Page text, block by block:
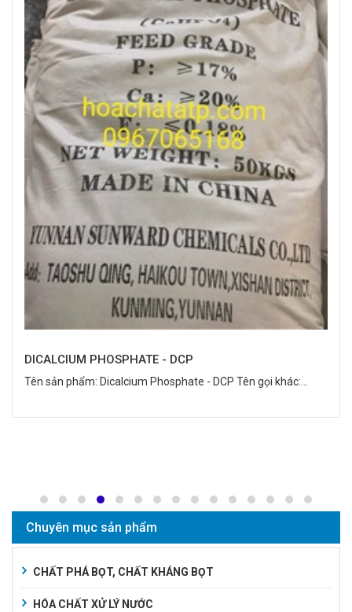
DICALCIUM PHOSPHATE - DCP
Tên sản phẩm: Dicalcium Phosphate - DCP Tên gọi khác:...
Chuyên mục sản phẩm
CHẤT PHÁ BỌT, CHẤT KHÁNG BỌT
HÓA CHẤT XỬ LÝ NƯỚC